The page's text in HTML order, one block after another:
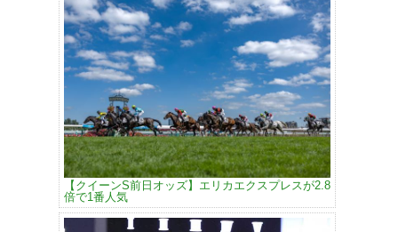
【クイーンS前日オッズ】エリカエクスプレスが2.8
倍で1番人気